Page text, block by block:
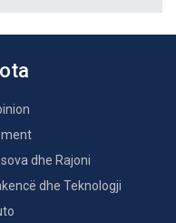
dhe Rajoni
dhe Teknologji